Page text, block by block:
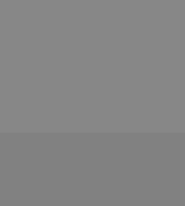
s různými
které
sezeních